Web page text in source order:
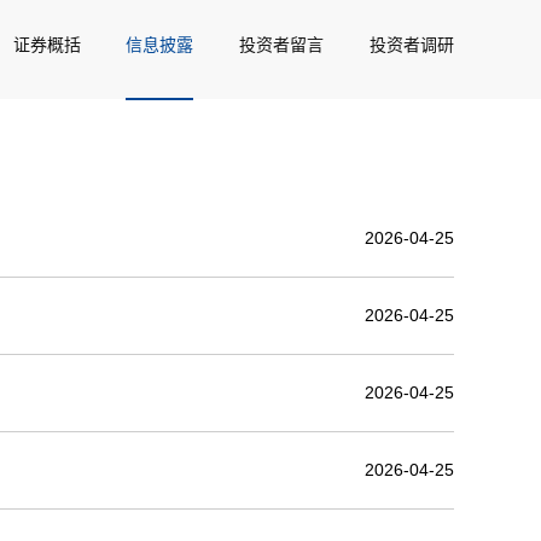
证券概括 信息披露 投资者留言 投资者调研
2026-04-25
2026-04-25
2026-04-25
2026-04-25